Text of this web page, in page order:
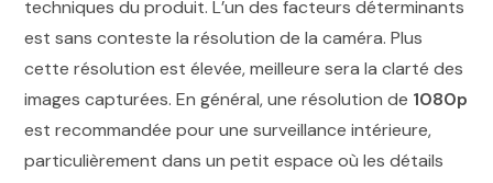
techniques du produit. L’un des facteurs déterminants
est sans conteste la résolution de la caméra. Plus
cette résolution est élevée, meilleure sera la clarté des
images capturées. En général, une résolution de 1080p
est recommandée pour une surveillance intérieure,
particulièrement dans un petit espace où les détails